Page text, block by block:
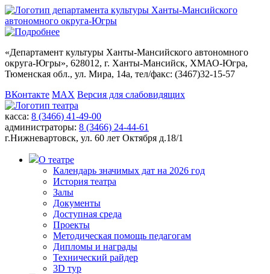
«Департамент культуры Ханты-Мансийского автономного
округа-Югры», 628012, г. Ханты-Мансийск, ХМАО-Югра,
Тюменская обл., ул. Мира, 14а, тел/факс: (3467)32-15-57
ВКонтакте MAX Версия для слабовидящих
касса: 8 (3466) 41-49-00
администраторы: 8 (3466) 24-44-61
г.Нижневартовск, ул. 60 лет Октября д.18/1
О театре
Календарь значимых дат на 2026 год
История театра
Залы
Документы
Доступная среда
Проекты
Методическая помощь педагогам
Дипломы и награды
Технический райдер
3D тур